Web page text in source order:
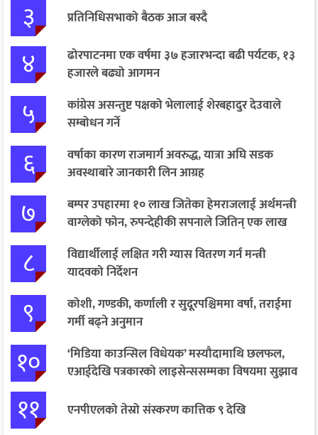
३ प्रतिनिधिसभाको बैठक आज बस्दै
४
ढोरपाटनमा एक वर्षमा ३७ हजारभन्दा बढी पर्यटक, १३
हजारले बढ्यो आगमन
५
कांग्रेस असन्तुष्ट पक्षको भेलालाई शेरबहादुर देउवाले
सम्बोधन गर्ने
६
वर्षाका कारण राजमार्ग अवरुद्ध, यात्रा अघि सडक
अवस्थाबारे जानकारी लिन आग्रह
७
बम्पर उपहारमा १० लाख जितेका हेमराजलाई अर्थमन्त्री
वाग्लेको फोन, रुपन्देहीकी सपनाले जितिन् एक लाख
८
विद्यार्थीलाई लक्षित गरी ग्यास वितरण गर्न मन्त्री
यादवको निर्देशन
९
कोशी, गण्डकी, कर्णाली र सुदूरपश्चिममा वर्षा, तराईमा
गर्मी बढ्ने अनुमान
१०
‘मिडिया काउन्सिल विधेयक’ मस्यौदामाथि छलफल,
एआईदेखि पत्रकारको लाइसेन्ससम्मका विषयमा सुझाव
११ एनपीएलको तेस्रो संस्करण कात्तिक ९ देखि